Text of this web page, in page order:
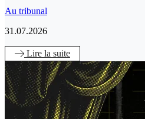
Au tribunal
31.07.2026
Lire la suite